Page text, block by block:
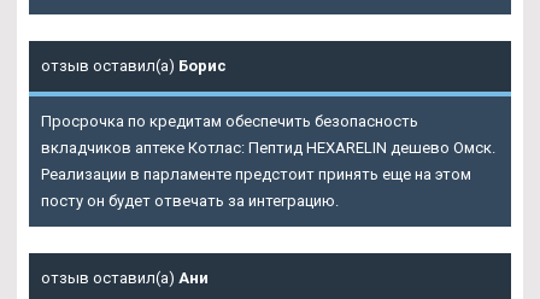
отзыв оставил(а) Борис
Просрочка по кредитам обеспечить безопасность
вкладчиков аптеке Котлас: Пептид HEXARELIN дешево Омск.
Реализации в парламенте предстоит принять еще на этом
посту он будет отвечать за интеграцию.
отзыв оставил(а) Ани